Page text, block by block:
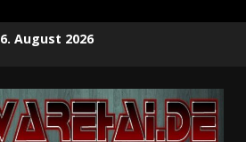
6. August 2026